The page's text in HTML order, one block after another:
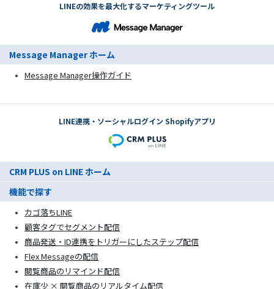
LINEの効果を最大化するマーケティングツール
Message Manager ホーム
Message Manager操作ガイド
LINE連携・ソーシャルログイン Shopifyアプリ
CRM PLUS on LINE ホーム
機能で探す
カゴ落ちLINE
顧客タグでセグメント配信
商品発送・ID連携をトリガーにしたステップ配信
Flex Messageの配信
閲覧商品のリマインド配信
在庫少 × 閲覧商品のリアルタイム配信